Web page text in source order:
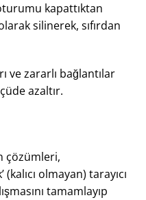
kapattıktan
silinerek, sıfırdan
ve zararlı bağlantılar
azaltır.
çözümleri,
(kalıcı olmayan) tarayıcı
tamamlayıp